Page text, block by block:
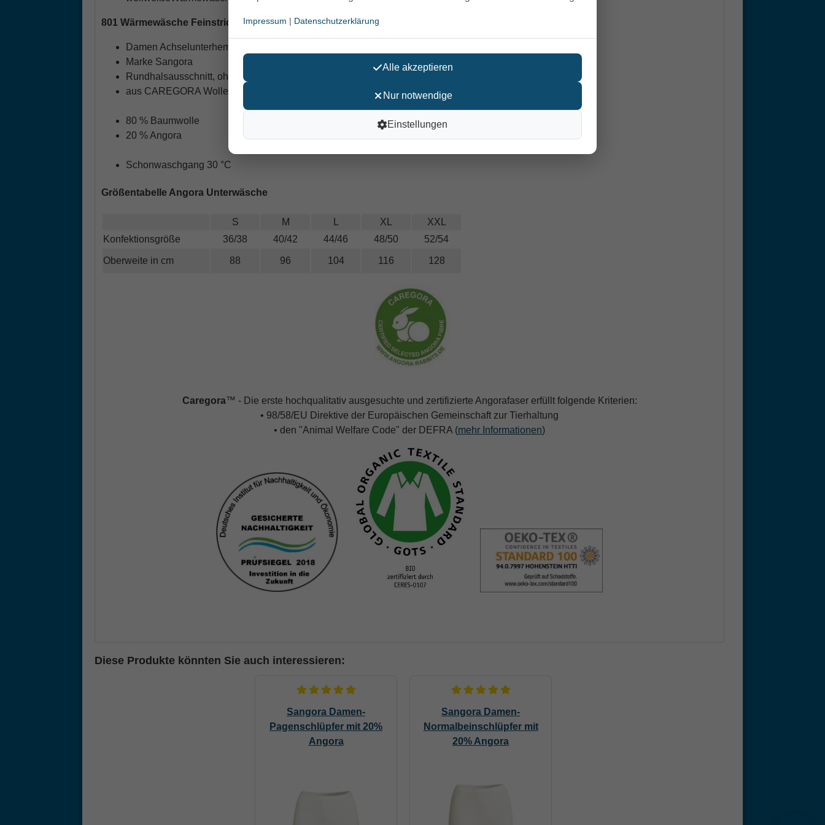
801 Wärmewäsche Feinstrick
Damen Achselunterhemd
Marke Sangora
Rundhalsausschnitt, ohne Seitennähte
aus CAREGORA Wolle, erste zertifizierte Angorawolle, Animal Welfare Code
80 % Baumwolle
20 % Angora
Schonwaschgang 30 °C
Größentabelle Angora Unterwäsche
S M XL
XXL
Konfektionsgröße
36/38 40/42 44/46 48/50 52/54
Oberweite in cm 88 96 104 116 128
Caregora™ - Die erste hochqualitativ ausgesuchte und zertifizierte Angorafaser erfüllt folgende Kriterien:
• 98/58/EU Direktive der Europäischen Gemeinschaft zur Tierhaltung
• den "Animal Welfare Code" der DEFRA (mehr Informationen)
Diese Produkte könnten Sie auch interessieren:
Sangora Damen-
Pagenschlüpfer mit 20%
Angora
Sangora Damen-
Normalbeinschlüpfer mit
20% Angora
Impressum | Datenschutzerklärung
Alle akzeptieren
Nur notwendige
Einstellungen